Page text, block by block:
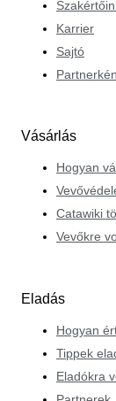
Karrier
Sajtó
Vásárlás
Hogyan
Catawiki
Vevőkre
Eladás
Hogyan
Tippek
Eladókra